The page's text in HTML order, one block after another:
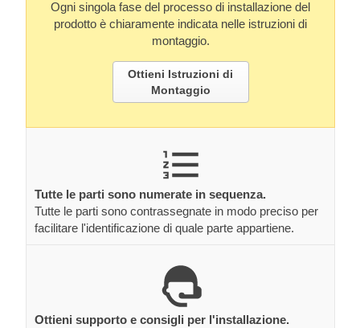
Ogni singola fase del processo di installazione del
prodotto è chiaramente indicata nelle istruzioni di
montaggio.
Ottieni Istruzioni di
Montaggio
Tutte le parti sono numerate in sequenza.
Tutte le parti sono contrassegnate in modo preciso per
facilitare l'identificazione di quale parte appartiene.
Ottieni supporto e consigli per l'installazione.